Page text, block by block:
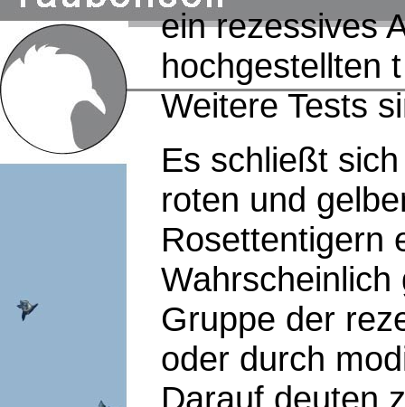
ein rezessives
hochgestellten
Weitere Tests
Es schließt
roten und
Rosettentigern
Gruppe der
oder durch
Darauf deuten